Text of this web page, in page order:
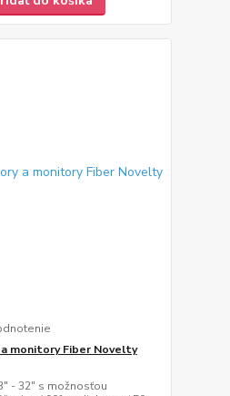
monitory Fiber Novelty
- 32" s možnosťou